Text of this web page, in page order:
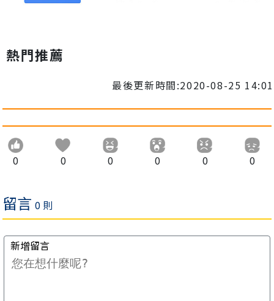
熱門推薦
最後更新時間:2020-08-25 14:01
0 0 0 0 0 0